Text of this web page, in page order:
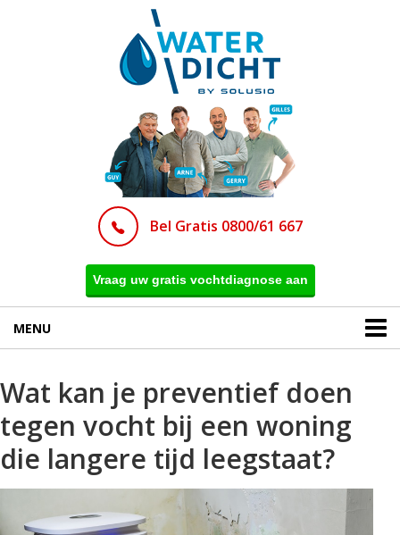
Bel Gratis 0800/61 667
Vraag uw gratis vochtdiagnose aan
MENU
Wat kan je preventief doen
tegen vocht bij een woning
die langere tijd leegstaat?